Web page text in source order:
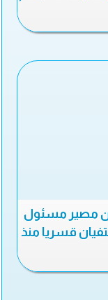
مصير مسئول
قسريا منذ